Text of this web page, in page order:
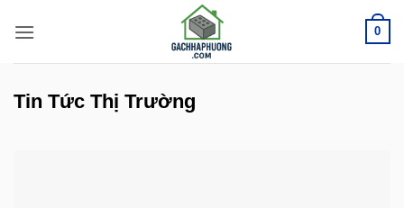
qua
nội
0
Tin Tức Thị Trường